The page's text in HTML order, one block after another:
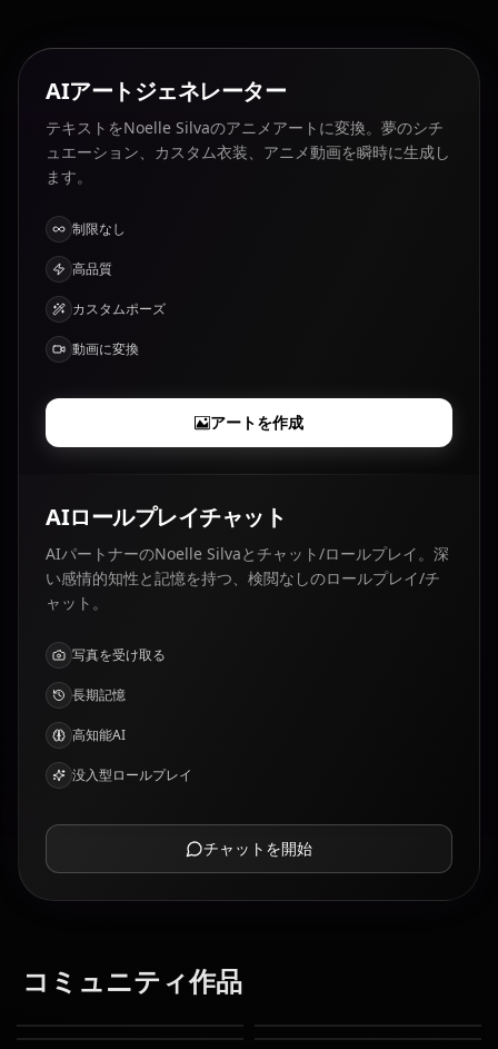
AIアートジェネレーター
テキストをNoelle Silvaのアニメアートに変換。夢のシチ
ュエーション、カスタム衣装、アニメ動画を瞬時に生成し
ます。
制限なし
高品質
カスタムポーズ
動画に変換
アートを作成
AIロールプレイチャット
AIパートナーのNoelle Silvaとチャット/ロールプレイ。深
い感情的知性と記憶を持つ、検閲なしのロールプレイ/チ
ャット。
写真を受け取る
長期記憶
高知能AI
没入型ロールプレイ
チャットを開始
コミュニティ作品